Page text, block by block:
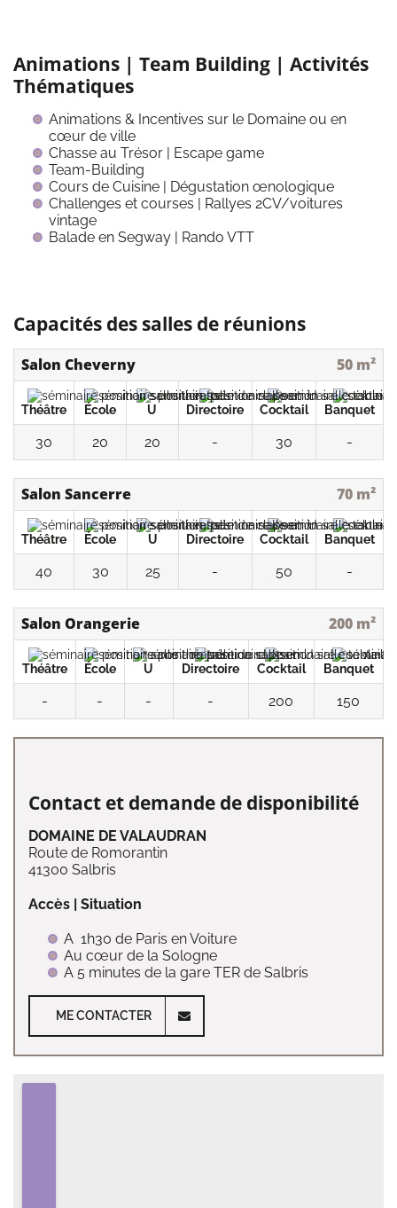
Animations | Team Building | Activités
Thématiques
Animations & Incentives sur le Domaine ou en
cœur de ville
Chasse au Trésor | Escape game
Team-Building
Cours de Cuisine | Dégustation œnologique
Challenges et courses | Rallyes 2CV/voitures
vintage
Balade en Segway | Rando VTT
Capacités des salles de réunions
Salon Cheverny 50 m²
Théâtre École U Directoire Cocktail Banquet
30 20 20 - 30 -
Salon Sancerre 70 m²
Théâtre École U Directoire Cocktail Banquet
40 30 25 - 50 -
Salon Orangerie 200 m²
Théâtre École U Directoire Cocktail Banquet
- - - - 200 150
Contact et demande de disponibilité
DOMAINE DE VALAUDRAN
Route de Romorantin
41300 Salbris
Accès | Situation
A 1h30 de Paris en Voiture
Au cœur de la Sologne
A 5 minutes de la gare TER de Salbris
ME CONTACTER